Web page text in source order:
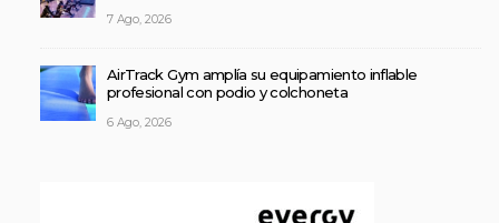
7 Ago, 2026
AirTrack Gym amplía su equipamiento inflable
profesional con podio y colchoneta
6 Ago, 2026